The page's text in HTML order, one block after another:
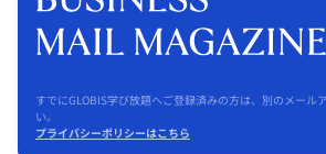
すでにGLOBIS学び放題へご登録済みの方は、別のメール
い。
プライバシーポリシーはこちら